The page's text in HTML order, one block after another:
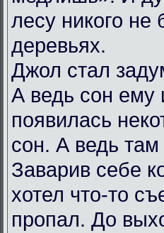
лесу никого
деревьях.
Джол стал
А ведь сон ему
появилась
сон. А ведь там
Заварив себе
хотел что-то
пропал. До